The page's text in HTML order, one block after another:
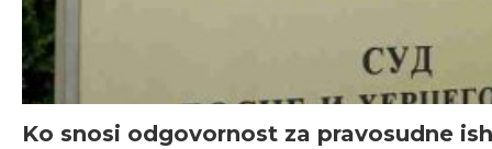
Ko snosi odgovornost za pravosudne